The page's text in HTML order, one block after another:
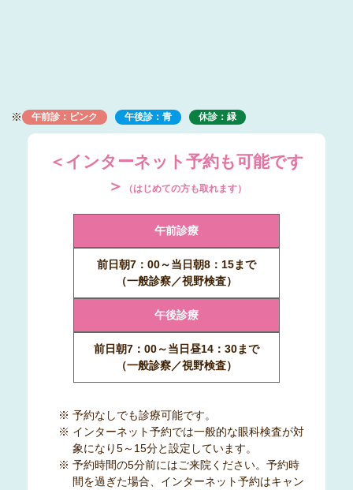
※ 午前診：ピンク 午後診：青 休診：緑
＜インターネット予約も可能です
＞
（はじめての方も取れます）
午前診療
前日朝7：00～当日朝8：15まで
（一般診察／視野検査）
午後診療
前日朝7：00～当日昼14：30まで
（一般診察／視野検査）
※ 予約なしでも診療可能です。
※ インターネット予約では一般的な眼科検査が対
象になり5～15分と設定しています。
※ 予約時間の5分前にはご来院ください。予約時
間を過ぎた場合、インターネット予約はキャン